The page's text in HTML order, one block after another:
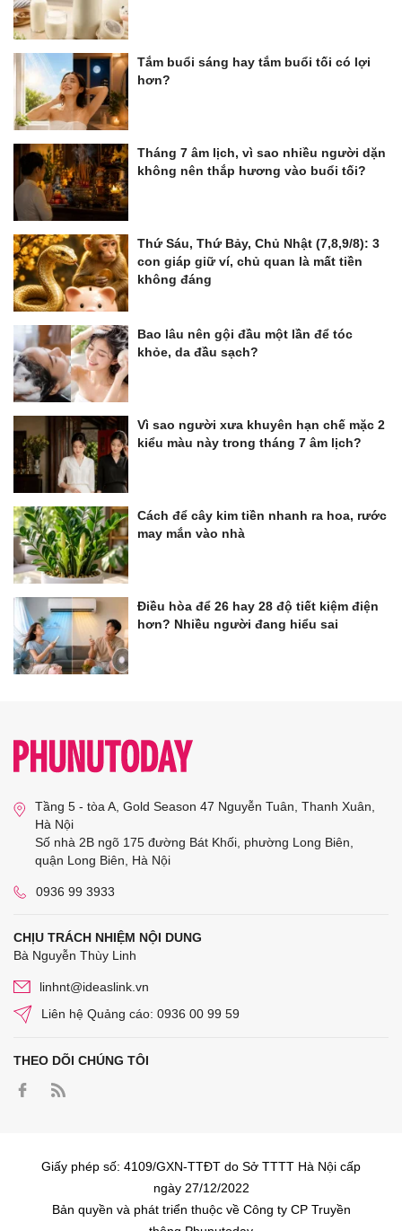
Tắm buổi sáng hay tắm buổi tối có lợi
hơn?
Tháng 7 âm lịch, vì sao nhiều người dặn
không nên thắp hương vào buổi tối?
Thứ Sáu, Thứ Bảy, Chủ Nhật (7,8,9/8): 3
con giáp giữ ví, chủ quan là mất tiền
không đáng
Bao lâu nên gội đầu một lần để tóc
khỏe, da đầu sạch?
Vì sao người xưa khuyên hạn chế mặc 2
kiểu màu này trong tháng 7 âm lịch?
Cách để cây kim tiền nhanh ra hoa, rước
may mắn vào nhà
Điều hòa để 26 hay 28 độ tiết kiệm điện
hơn? Nhiều người đang hiểu sai
Tầng 5 - tòa A, Gold Season 47 Nguyễn Tuân, Thanh Xuân,
Hà Nội
Số nhà 2B ngõ 175 đường Bát Khối, phường Long Biên,
quận Long Biên, Hà Nội
0936 99 3933
CHỊU TRÁCH NHIỆM NỘI DUNG
Bà Nguyễn Thùy Linh
linhnt@ideaslink.vn
Liên hệ Quảng cáo: 0936 00 99 59
THEO DÕI CHÚNG TÔI
Giấy phép số: 4109/GXN-TTĐT do Sở TTTT Hà Nội cấp
ngày 27/12/2022
Bản quyền và phát triển thuộc về Công ty CP Truyền